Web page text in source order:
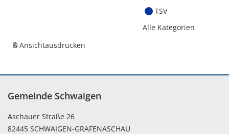
TSV
Alle Kategorien
Ansichtausdrucken
Gemeinde Schwaigen
Aschauer Straße 26
82445 SCHWAIGEN-GRAFENASCHAU